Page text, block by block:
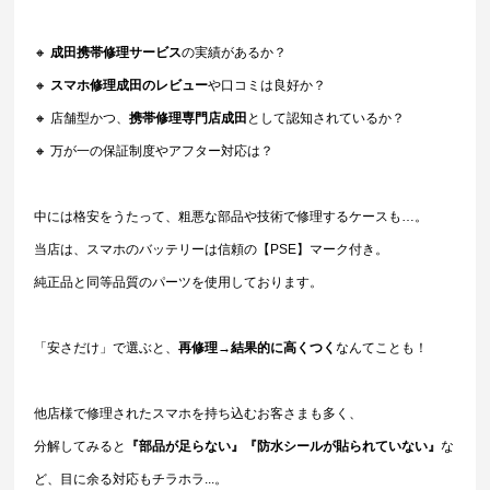
🔸 成田携帯修理サービスの実績があるか？
🔸 スマホ修理成田のレビューや口コミは良好か？
🔸 店舗型かつ、携帯修理専門店成田 として認知されているか？
🔸 万が一の保証制度やアフター対応は？
中には格安をうたって、粗悪な部品や技術で修理するケースも…。
当店は、スマホのバッテリーは信頼の【PSE】マーク付き。
純正品と同等品質のパーツを使用しております。
「安さだけ」で選ぶと、再修理→結果的に高くつくなんてことも！
他店様で修理されたスマホを持ち込むお客さまも多く、
分解してみると 『部品が足らない』『防水シールが貼られていない』な
ど、目に余る対応もチラホラ...。